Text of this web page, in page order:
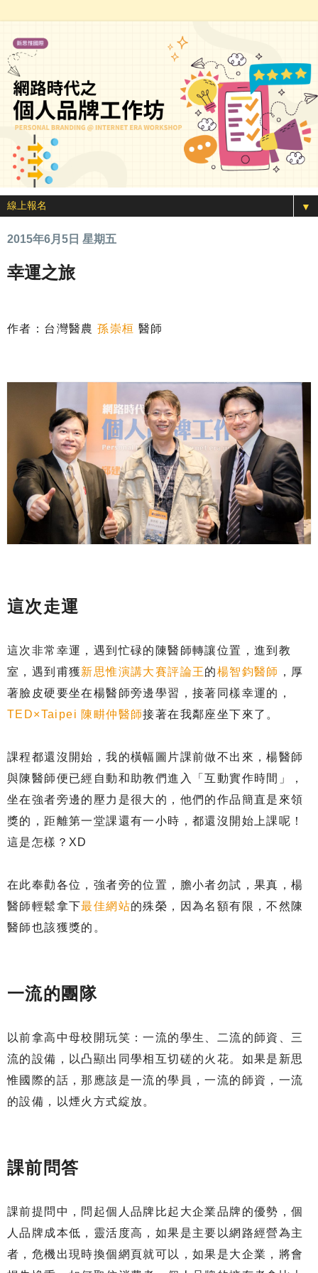
▼
2015年6月5日 星期五
幸運之旅
作者：台灣醫農孫崇桓 醫師
這次走運
這次非常幸運，遇到忙碌的陳醫師轉讓位置，進到教
室，遇到甫獲新思惟演講大賽評論王的楊智鈞醫師 ，厚
著臉皮硬要坐在楊醫師旁邊學習，接著同樣幸運的，
TED×Taipei 陳畊仲醫師接著在我鄰座坐下來了。
課程都還沒開始，我的橫幅圖片課前做不出來，楊醫師
與陳醫師便已經自動和助教們進入「互動實作時間」，
坐在強者旁邊的壓力是很大的，他們的作品簡直是來領
獎的，距離第一堂課還有一小時，都還沒開始上課呢！
這是怎樣？XD
在此奉勸各位，強者旁的位置，膽小者勿試，果真，楊
醫師輕鬆拿下最佳網站的殊榮，因為名額有限，不然陳
醫師也該獲獎的。
一流的團隊
以前拿高中母校開玩笑：一流的學生、二流的師資、三
流的設備，以凸顯出同學相互切磋的火花。如果是新思
惟國際的話，那應該是一流的學員，一流的師資，一流
的設備，以煙火方式綻放。
課前問答
課前提問中，問起個人品牌比起大企業品牌的優勢，個
人品牌成本低，靈活度高，如果是主要以網路經營為主
者，危機出現時換個網頁就可以，如果是大企業，將會